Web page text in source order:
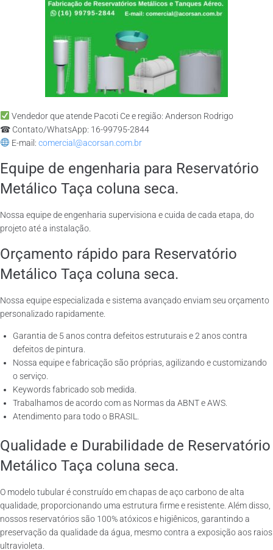
Vendedor que atende Pacoti Ce e região: Anderson Rodrigo
☎ Contato/WhatsApp: 16-99795-2844
E-mail: comercial@acorsan.com.br
Equipe de engenharia para Reservatório
Metálico Taça coluna seca.
Nossa equipe de engenharia supervisiona e cuida de cada etapa, do
projeto até a instalação.
Orçamento rápido para Reservatório
Metálico Taça coluna seca.
Nossa equipe especializada e sistema avançado enviam seu orçamento
personalizado rapidamente.
Garantia de 5 anos contra defeitos estruturais e 2 anos contra
defeitos de pintura.
Nossa equipe e fabricação são próprias, agilizando e customizando
o serviço.
Keywords fabricado sob medida.
Trabalhamos de acordo com as Normas da ABNT e AWS.
Atendimento para todo o BRASIL.
Qualidade e Durabilidade de Reservatório
Metálico Taça coluna seca.
O modelo tubular é construído em chapas de aço carbono de alta
qualidade, proporcionando uma estrutura firme e resistente. Além disso,
nossos reservatórios são 100% atóxicos e higiênicos, garantindo a
preservação da qualidade da água, mesmo contra a exposição aos raios
ultravioleta.